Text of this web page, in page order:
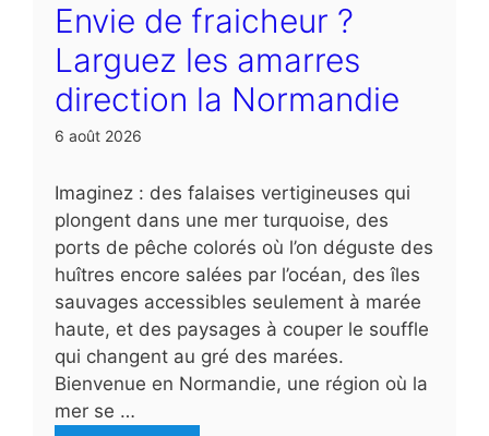
Envie de fraicheur ?
Larguez les amarres
direction la Normandie
6 août 2026
Imaginez : des falaises vertigineuses qui
plongent dans une mer turquoise, des
ports de pêche colorés où l’on déguste des
huîtres encore salées par l’océan, des îles
sauvages accessibles seulement à marée
haute, et des paysages à couper le souffle
qui changent au gré des marées.
Bienvenue en Normandie, une région où la
mer se …